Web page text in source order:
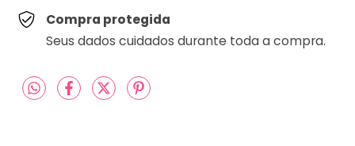
Compra protegida
Seus dados cuidados durante toda a compra.